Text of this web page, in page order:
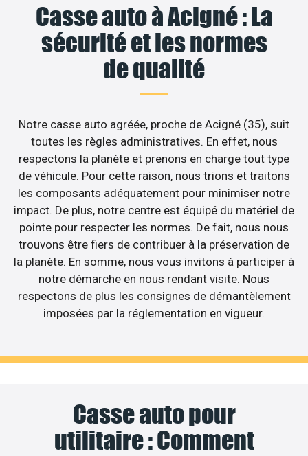
Casse auto à Acigné : La
sécurité et les normes
de qualité
Notre casse auto agréée, proche de Acigné (35), suit
toutes les règles administratives. En effet, nous
respectons la planète et prenons en charge tout type
de véhicule. Pour cette raison, nous trions et traitons
les composants adéquatement pour minimiser notre
impact. De plus, notre centre est équipé du matériel de
pointe pour respecter les normes. De fait, nous nous
trouvons être fiers de contribuer à la préservation de
la planète. En somme, nous vous invitons à participer à
notre démarche en nous rendant visite. Nous
respectons de plus les consignes de démantèlement
imposées par la réglementation en vigueur.
Casse auto pour
utilitaire : Comment